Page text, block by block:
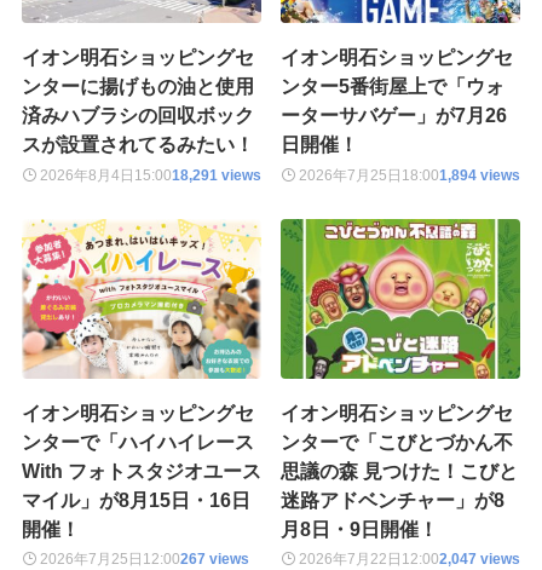
イオン明石ショッピングセ
ンターに揚げもの油と使用
済みハブラシの回収ボック
スが設置されてるみたい！
2026年8月4日 15:0018,291 views
イオン明石ショッピングセ
ンター5番街屋上で「ウォ
ーターサバゲー」が7月26
日開催！
2026年7月25日 18:001,894 views
イオン明石ショッピングセ
ンターで「ハイハイレース
With フォトスタジオユース
マイル」が8月15日・16日
開催！
2026年7月25日 12:00267 views
イオン明石ショッピングセ
ンターで「こびとづかん不
思議の森 見つけた！こびと
迷路アドベンチャー」が8
月8日・9日開催！
2026年7月22日 12:002,047 views